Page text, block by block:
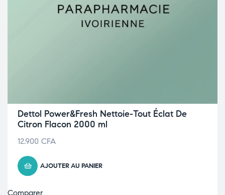
Dettol Power&Fresh Nettoie-Tout Éclat De
Citron Flacon 2000 ml
12.900 CFA
AJOUTER AU PANIER
Comparer